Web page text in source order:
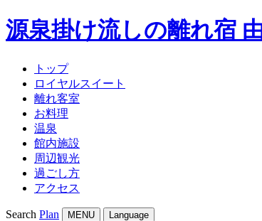
源泉掛け流しの離れ宿
トップ
ロイヤルスイート
離れ客室
お料理
温泉
館内施設
周辺観光
過ごし方
アクセス
Search Plan MENU Language